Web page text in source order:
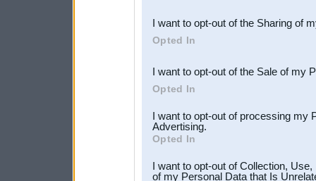
Downstream Participants
third parties.
I want to opt-out of the Sharing of
Opted In
I want to opt-out of the Sale of my
Opted In
I want to opt-out of processing my
Advertising.
Opted In
I want to opt-out of Collection,
of my Personal Data that Is